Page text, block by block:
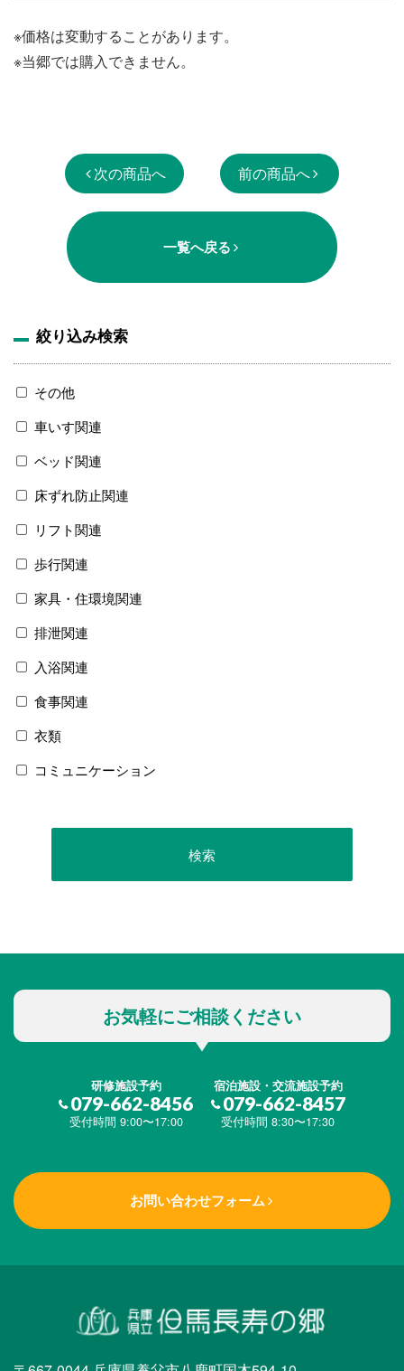
※価格は変動することがあります。
※当郷では購入できません。
次の商品へ 前の商品へ
一覧へ戻る
絞り込み検索
その他
車いす関連
ベッド関連
床ずれ防止関連
リフト関連
歩行関連
家具・住環境関連
排泄関連
入浴関連
食事関連
衣類
コミュニケーション
お気軽にご相談ください
研修施設予約
079-662-8456
受付時間 9:00〜17:00
宿泊施設・交流施設予約
079-662-8457
受付時間 8:30〜17:30
お問い合わせフォーム